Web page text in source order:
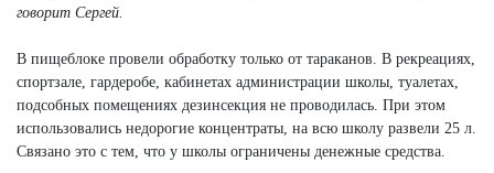
говорит Сергей.
В пищеблоке провели обработку только от тараканов. В рекреациях,
спортзале, гардеробе, кабинетах администрации школы, туалетах,
подсобных помещениях дезинсекция не проводилась. При этом
использовались недорогие концентраты, на всю школу развели 25 л.
Связано это с тем, что у школы ограничены денежные средства.